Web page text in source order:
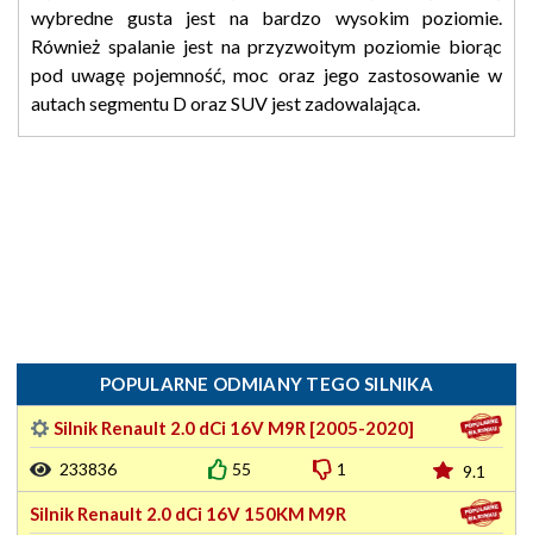
wybredne gusta jest na bardzo wysokim poziomie.
Również spalanie jest na przyzwoitym poziomie biorąc
pod uwagę pojemność, moc oraz jego zastosowanie w
autach segmentu D oraz SUV jest zadowalająca.
POPULARNE ODMIANY TEGO SILNIKA
Silnik Renault 2.0 dCi 16V M9R [2005-2020]
233836 55 1 9.1
Silnik Renault 2.0 dCi 16V 150KM M9R